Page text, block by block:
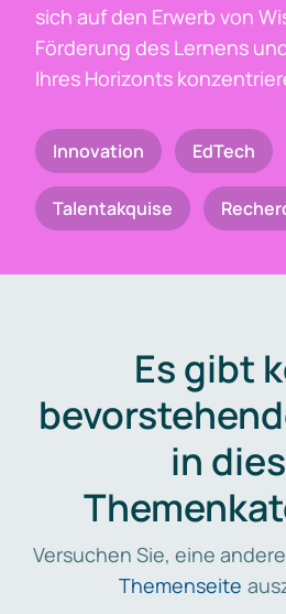
sich auf den Erwerb von
Förderung des Lernens
Ihres Horizonts
Innovation EdTech
Talentakquise
Es gibt
in
Versuchen Sie, eine
Themenseite